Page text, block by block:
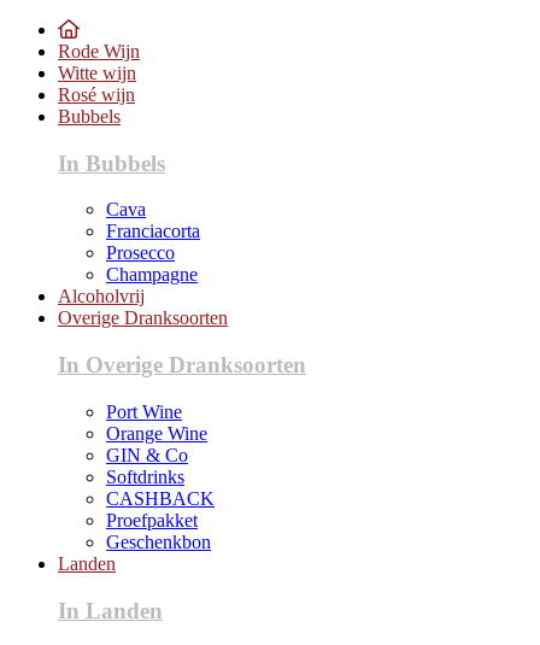
Rode Wijn
Witte wijn
Rosé wijn
Bubbels
In Bubbels
Cava
Franciacorta
Prosecco
Champagne
Alcoholvrij
Overige Dranksoorten
In Overige Dranksoorten
Port Wine
Orange Wine
GIN & Co
Softdrinks
CASHBACK
Proefpakket
Geschenkbon
Landen
In Landen